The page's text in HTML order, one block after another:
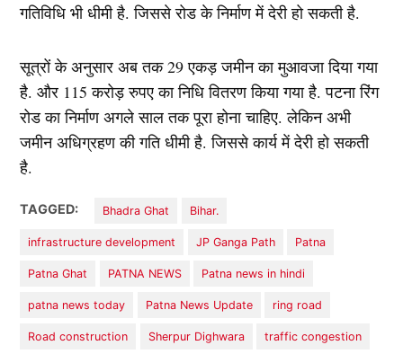
गतिविधि भी धीमी है. जिससे रोड के निर्माण में देरी हो सकती है.
सूत्रों के अनुसार अब तक 29 एकड़ जमीन का मुआवजा दिया गया
है. और 115 करोड़ रुपए का निधि वितरण किया गया है. पटना रिंग
रोड का निर्माण अगले साल तक पूरा होना चाहिए. लेकिन अभी
जमीन अधिग्रहण की गति धीमी है. जिससे कार्य में देरी हो सकती
है.
TAGGED: Bhadra Ghat Bihar.
infrastructure development JP Ganga Path Patna
Patna Ghat PATNA NEWS Patna news in hindi
patna news today Patna News Update ring road
Road construction Sherpur Dighwara traffic congestion